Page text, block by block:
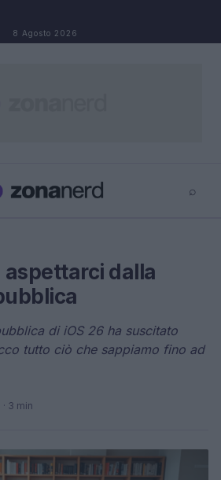
8 Agosto 2026
⌕
aspettarci dalla
di iOS 26 ha suscitato
tutto ciò che sappiamo fino ad
· 3 min